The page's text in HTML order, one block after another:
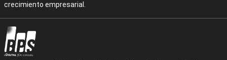
crecimiento empresarial.